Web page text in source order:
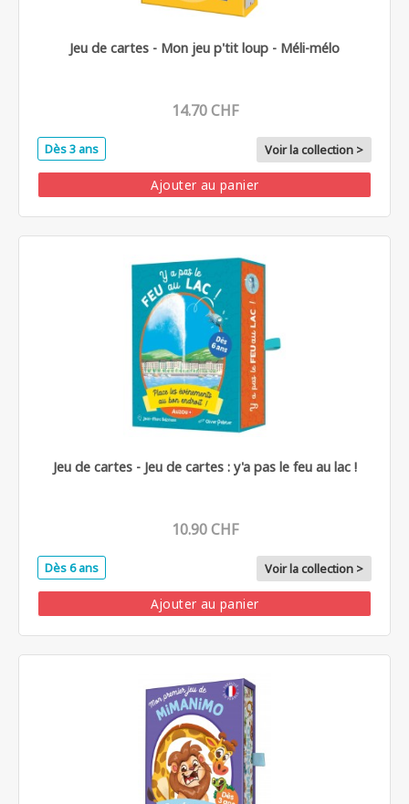
Jeu de cartes - Mon jeu p'tit loup - Méli-mélo
14.70 CHF
Dès 3 ans Voir la collection >
Ajouter au panier
Jeu de cartes - Jeu de cartes : y'a pas le feu au lac !
10.90 CHF
Dès 6 ans Voir la collection >
Ajouter au panier